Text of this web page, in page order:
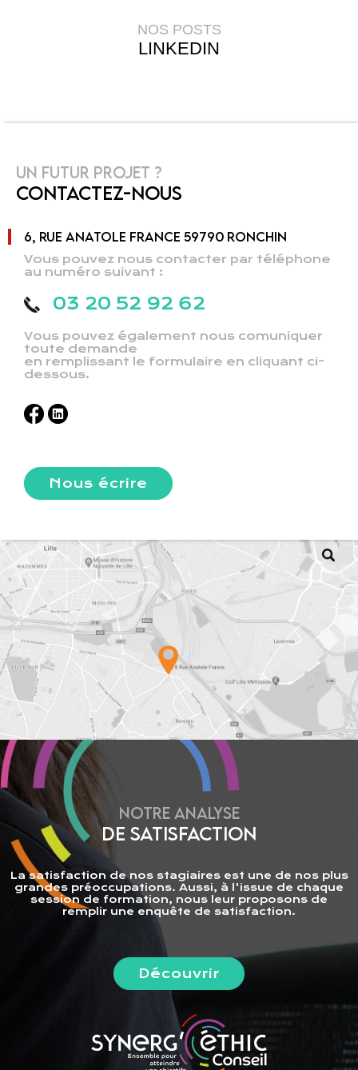
NOS POSTS
LINKEDIN
UN FUTUR PROJET ?
CONTACTEZ-NOUS
6, RUE ANATOLE FRANCE 59790 RONCHIN
Vous pouvez nous contacter par téléphone
au numéro suivant :
03 20 52 92 62
Vous pouvez également nous comuniquer
toute demande
en remplissant le formulaire en cliquant ci-
dessous.
Nous écrire
NOTRE ANALYSE
DE SATISFACTION
La satisfaction de nos stagiaires est une de nos plus
grandes préoccupations. Aussi, à l'issue de chaque
session de formation, nous leur proposons de
remplir une enquête de satisfaction.
Découvrir